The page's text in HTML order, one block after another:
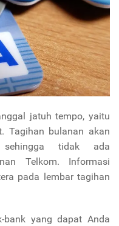
jatuh tempo, yaitu
Tagihan bulanan akan
tidak ada
Telkom. Informasi
pada lembar tagihan
bank yang dapat Anda